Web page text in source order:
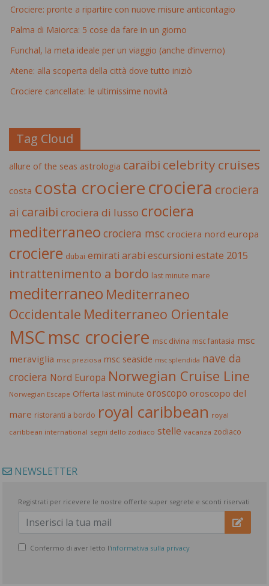
Crociere: pronte a ripartire con nuove misure anticontagio
Palma di Maiorca: 5 cose da fare in un giorno
Funchal, la meta ideale per un viaggio (anche d’inverno)
Atene: alla scoperta della città dove tutto iniziò
Crociere cancellate: le ultimissime novità
Tag Cloud
allure of the seas astrologia caraibi celebrity cruises
costa costa crocierecrociera crociera
ai caraibi crociera di lusso crociera
mediterraneo crociera msc crociera nord europa
crociere dubai emirati arabi escursioni estate 2015
intrattenimento a bordo last minute mare
mediterraneo Mediterraneo
Occidentale Mediterraneo Orientale
MSCmsc crociere msc divina msc fantasia msc
meraviglia msc preziosa msc seaside msc splendida nave da
crociera Nord Europa Norwegian Cruise Line
Norwegian Escape Offerta last minute oroscopo oroscopo del
mare ristoranti a bordo royal caribbean royal
caribbean international segni dello zodiaco stelle vacanza zodiaco
NEWSLETTER
Registrati per ricevere le nostre offerte super segrete e sconti riservati
Confermo di aver letto l'informativa sulla privacy